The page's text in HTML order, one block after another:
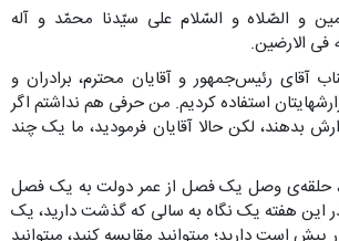
و الصّلاه و السّلام علی سیّدنا محمّد و آله
فی الارضین.
آقای رئیس‌جمهور و آقایان محترم، برادران و
استفاده کردیم. من حرفی هم نداشتم اگر
بدهند، لکن حالا آقایان فرمودید، ما یک چند
حلقه‌ی وصل یک فصل از عمر دولت به یک فصل
این هفته یک نگاه به سالی که گذشت دارید، یک